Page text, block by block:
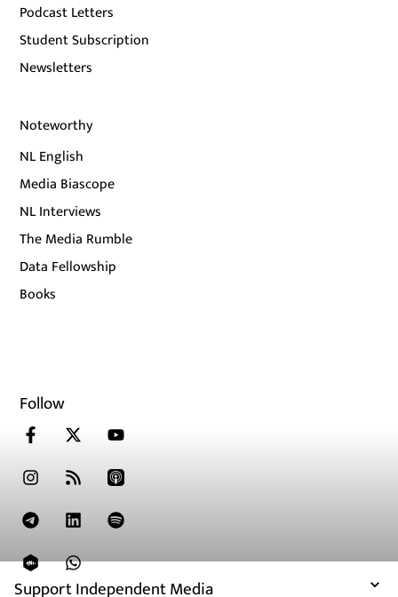
Support Independent Media
Podcast Letters
Student Subscription
Newsletters
Noteworthy
NL English
Media Biascope
NL Interviews
The Media Rumble
Data Fellowship
Books
Follow